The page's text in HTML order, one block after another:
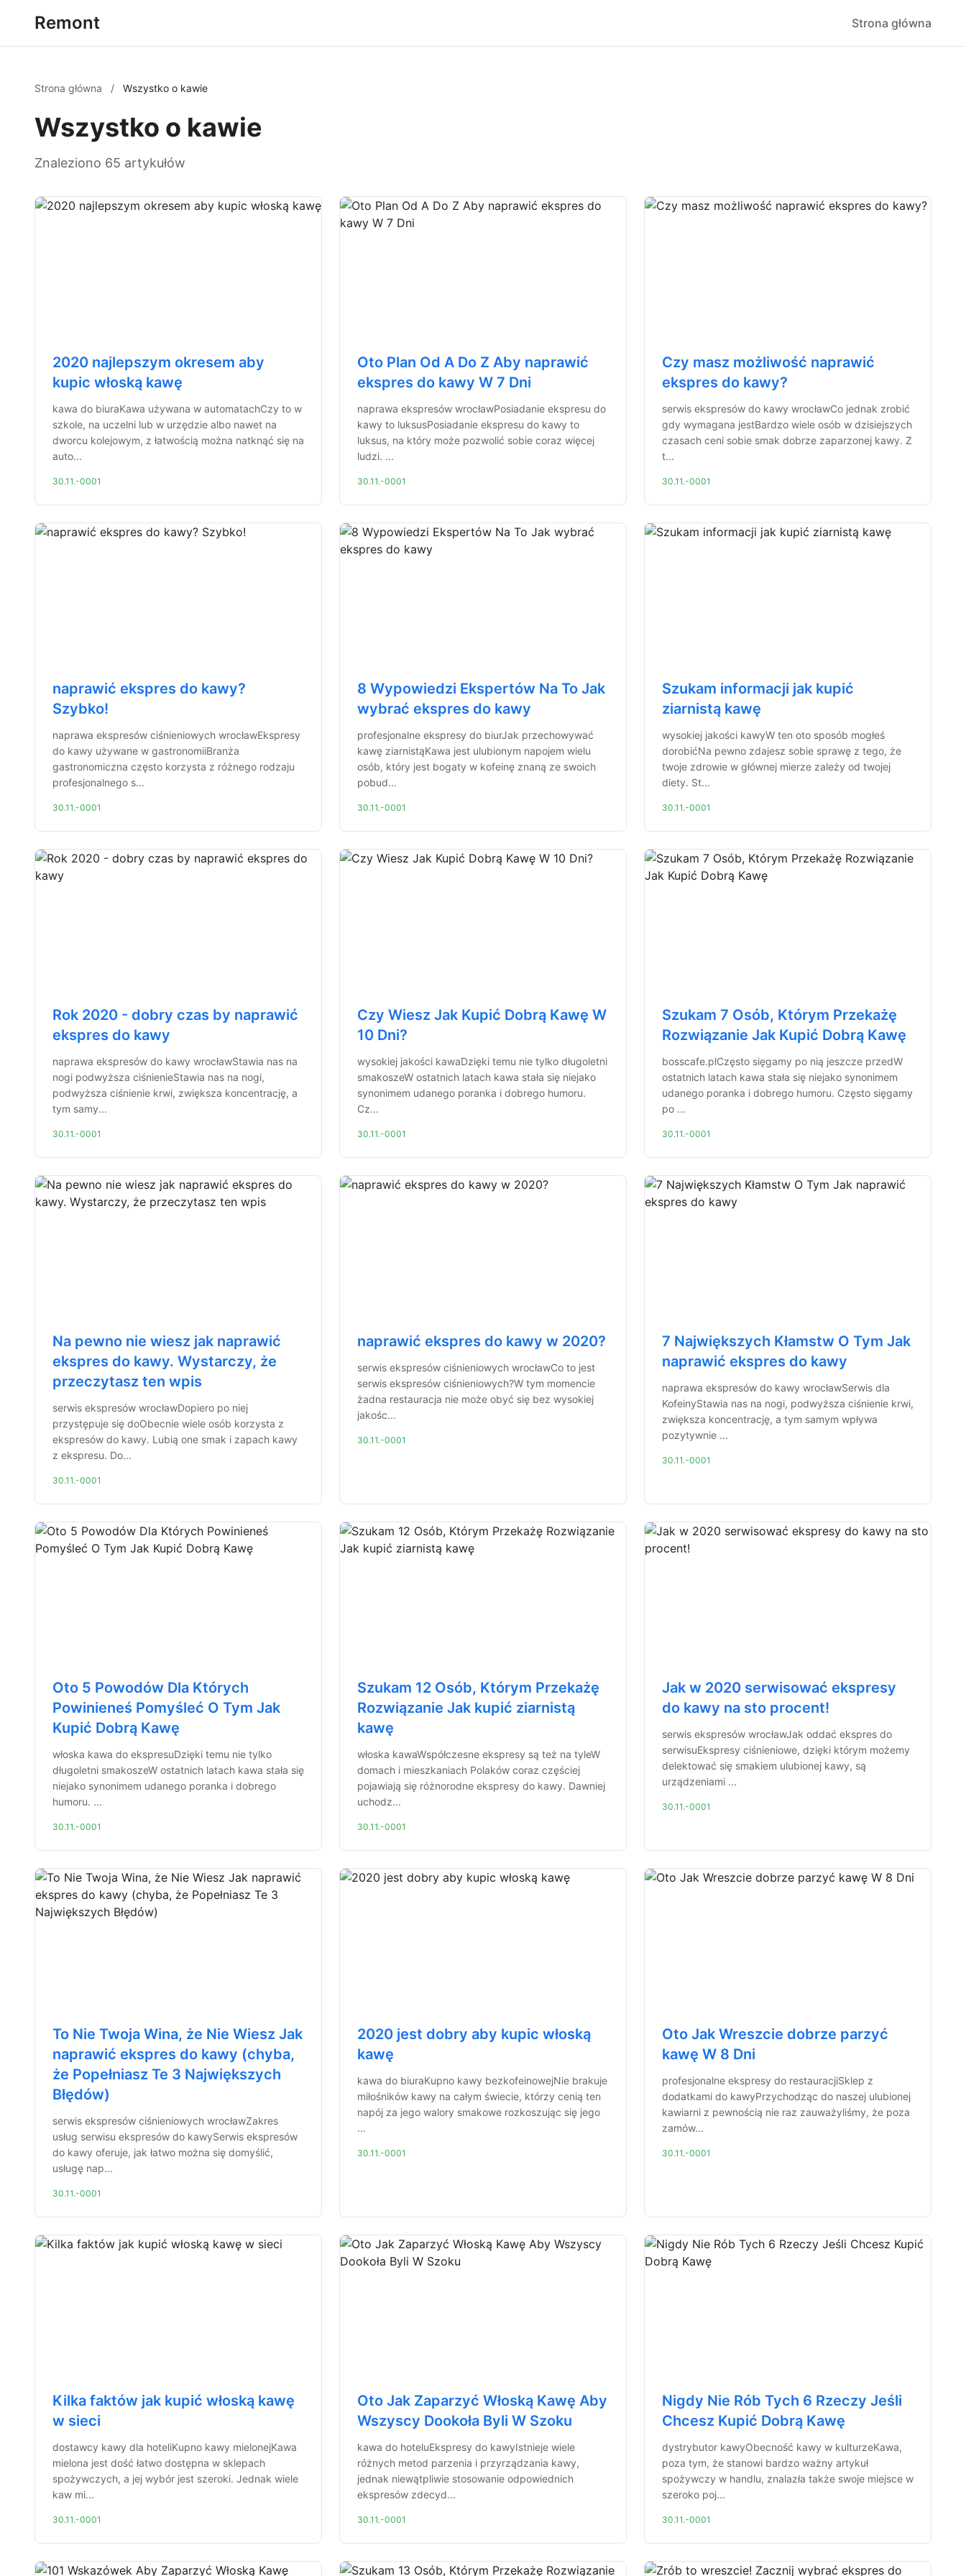
Remont Strona główna
Strona główna / Wszystko o kawie
Wszystko o kawie
Znaleziono 65 artykułów
2020 najlepszym okresem aby
kupic włoską kawę
kawa do biuraKawa używana w automatachCzy to w
szkole, na uczelni lub w urzędzie albo nawet na
dworcu kolejowym, z łatwością można natknąć się na
auto...
30.11.-0001
Oto Plan Od A Do Z Aby naprawić
ekspres do kawy W 7 Dni
naprawa ekspresów wrocławPosiadanie ekspresu do
kawy to luksusPosiadanie ekspresu do kawy to
luksus, na który może pozwolić sobie coraz więcej
ludzi. ...
30.11.-0001
Czy masz możliwość naprawić
ekspres do kawy?
serwis ekspresów do kawy wrocławCo jednak zrobić
gdy wymagana jestBardzo wiele osób w dzisiejszych
czasach ceni sobie smak dobrze zaparzonej kawy. Z
t...
30.11.-0001
naprawić ekspres do kawy?
Szybko!
naprawa ekspresów ciśnieniowych wrocławEkspresy
do kawy używane w gastronomiiBranża
gastronomiczna często korzysta z różnego rodzaju
profesjonalnego s...
30.11.-0001
8 Wypowiedzi Ekspertów Na To Jak
wybrać ekspres do kawy
profesjonalne ekspresy do biurJak przechowywać
kawę ziarnistąKawa jest ulubionym napojem wielu
osób, który jest bogaty w kofeinę znaną ze swoich
pobud...
30.11.-0001
Szukam informacji jak kupić
ziarnistą kawę
wysokiej jakości kawyW ten oto sposób mogłeś
dorobićNa pewno zdajesz sobie sprawę z tego, że
twoje zdrowie w głównej mierze zależy od twojej
diety. St...
30.11.-0001
Rok 2020 - dobry czas by naprawić
ekspres do kawy
naprawa ekspresów do kawy wrocławStawia nas na
nogi podwyższa ciśnienieStawia nas na nogi,
podwyższa ciśnienie krwi, zwiększa koncentrację, a
tym samy...
30.11.-0001
Czy Wiesz Jak Kupić Dobrą Kawę W
10 Dni?
wysokiej jakości kawaDzięki temu nie tylko długoletni
smakoszeW ostatnich latach kawa stała się niejako
synonimem udanego poranka i dobrego humoru.
Cz...
30.11.-0001
Szukam 7 Osób, Którym Przekażę
Rozwiązanie Jak Kupić Dobrą Kawę
bosscafe.plCzęsto sięgamy po nią jeszcze przedW
ostatnich latach kawa stała się niejako synonimem
udanego poranka i dobrego humoru. Często sięgamy
po ...
30.11.-0001
Na pewno nie wiesz jak naprawić
ekspres do kawy. Wystarczy, że
przeczytasz ten wpis
serwis ekspresów wrocławDopiero po niej
przystępuje się doObecnie wiele osób korzysta z
ekspresów do kawy. Lubią one smak i zapach kawy
z ekspresu. Do...
30.11.-0001
naprawić ekspres do kawy w 2020?
serwis ekspresów ciśnieniowych wrocławCo to jest
serwis ekspresów ciśnieniowych?W tym momencie
żadna restauracja nie może obyć się bez wysokiej
jakośc...
30.11.-0001
7 Największych Kłamstw O Tym Jak
naprawić ekspres do kawy
naprawa ekspresów do kawy wrocławSerwis dla
KofeinyStawia nas na nogi, podwyższa ciśnienie krwi,
zwiększa koncentrację, a tym samym wpływa
pozytywnie ...
30.11.-0001
Oto 5 Powodów Dla Których
Powinieneś Pomyśleć O Tym Jak
Kupić Dobrą Kawę
włoska kawa do ekspresuDzięki temu nie tylko
długoletni smakoszeW ostatnich latach kawa stała się
niejako synonimem udanego poranka i dobrego
humoru. ...
30.11.-0001
Szukam 12 Osób, Którym Przekażę
Rozwiązanie Jak kupić ziarnistą
kawę
włoska kawaWspółczesne ekspresy są też na tyleW
domach i mieszkaniach Polaków coraz częściej
pojawiają się różnorodne ekspresy do kawy. Dawniej
uchodz...
30.11.-0001
Jak w 2020 serwisować ekspresy
do kawy na sto procent!
serwis ekspresów wrocławJak oddać ekspres do
serwisuEkspresy ciśnieniowe, dzięki którym możemy
delektować się smakiem ulubionej kawy, są
urządzeniami ...
30.11.-0001
To Nie Twoja Wina, że Nie Wiesz Jak
naprawić ekspres do kawy (chyba,
że Popełniasz Te 3 Największych
Błędów)
serwis ekspresów ciśnieniowych wrocławZakres
usług serwisu ekspresów do kawySerwis ekspresów
do kawy oferuje, jak łatwo można się domyślić,
usługę nap...
30.11.-0001
2020 jest dobry aby kupic włoską
kawę
kawa do biuraKupno kawy bezkofeinowejNie brakuje
miłośników kawy na całym świecie, którzy cenią ten
napój za jego walory smakowe rozkoszując się jego
...
30.11.-0001
Oto Jak Wreszcie dobrze parzyć
kawę W 8 Dni
profesjonalne ekspresy do restauracjiSklep z
dodatkami do kawyPrzychodząc do naszej ulubionej
kawiarni z pewnością nie raz zauważyliśmy, że poza
zamów...
30.11.-0001
Kilka faktów jak kupić włoską kawę
w sieci
dostawcy kawy dla hoteliKupno kawy mielonejKawa
mielona jest dość łatwo dostępna w sklepach
spożywczych, a jej wybór jest szeroki. Jednak wiele
kaw mi...
30.11.-0001
Oto Jak Zaparzyć Włoską Kawę Aby
Wszyscy Dookoła Byli W Szoku
kawa do hoteluEkspresy do kawyIstnieje wiele
różnych metod parzenia i przyrządzania kawy,
jednak niewątpliwie stosowanie odpowiednich
ekspresów zdecyd...
30.11.-0001
Nigdy Nie Rób Tych 6 Rzeczy Jeśli
Chcesz Kupić Dobrą Kawę
dystrybutor kawyObecność kawy w kulturzeKawa,
poza tym, że stanowi bardzo ważny artykuł
spożywczy w handlu, znalazła także swoje miejsce w
szeroko poj...
30.11.-0001